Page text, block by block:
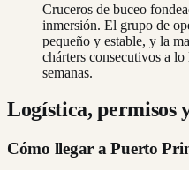
Cruceros de buceo
inmersión. El grupo de
pequeño y estable, y la
chárters consecutivos a
semanas.
Logística, permisos
Cómo llegar a Puerto